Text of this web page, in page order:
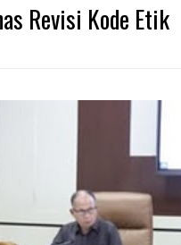
Revisi Kode Etik